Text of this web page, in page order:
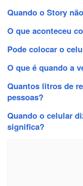
Quando o Story
O que aconteceu
Pode colocar o
O que é quando a
Quantos litros de
pessoas?
Quando o celular
significa?